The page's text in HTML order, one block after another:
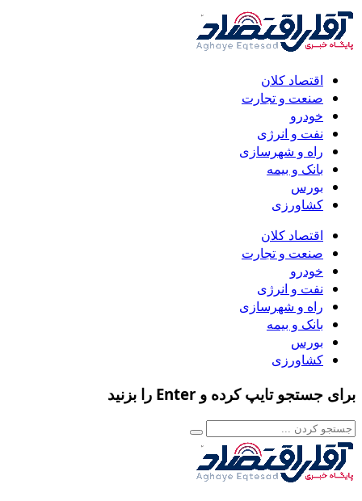
اقتصاد کلان
صنعت و تجارت
خودرو
نفت و انرژی
راه و شهرسازی
بانک و بیمه
بورس
کشاورزی
اقتصاد کلان
صنعت و تجارت
خودرو
نفت و انرژی
راه و شهرسازی
بانک و بیمه
بورس
کشاورزی
برای جستجو تایپ کرده و Enter را بزنید